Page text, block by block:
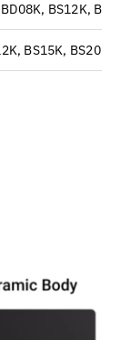
BS12K,
BS15K, BS20K